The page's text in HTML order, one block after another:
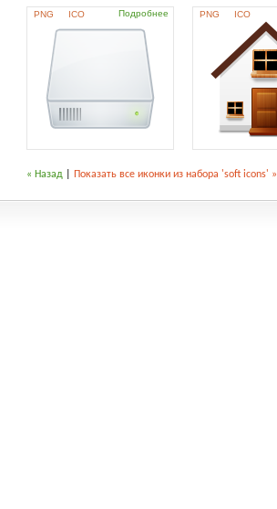
PNG ICO Подробнее PNG ICO
« Назад Показать все иконки из набора 'soft icons' »